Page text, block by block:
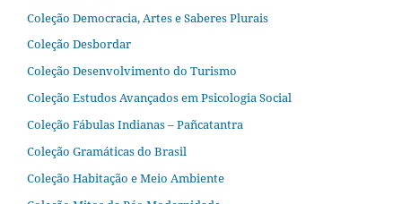
Coleção Democracia, Artes e Saberes Plurais
Coleção Desbordar
Coleção Desenvolvimento do Turismo
Coleção Estudos Avançados em Psicologia Social
Coleção Fábulas Indianas – Pañcatantra
Coleção Gramáticas do Brasil
Coleção Habitação e Meio Ambiente